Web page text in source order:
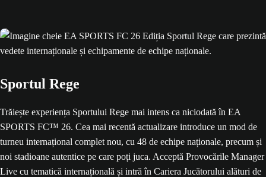
Sportul Rege
Trăiește experiența Sportului Rege mai intens ca niciodată în EA
SPORTS FC™ 26. Cea mai recentă actualizare introduce un mod de
turneu internațional complet nou, cu 48 de echipe naționale, precum și
noi stadioane autentice pe care poți juca. Acceptă Provocările Manager
Live cu tematică internațională și intră în Cariera Jucătorului alături de